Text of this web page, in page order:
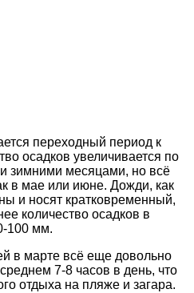
переходный период к
осадков увеличивается по
зимними месяцами, но всё
в мае или июне. Дожди, как
и носят кратковременный,
количество осадков в
100 мм.
в марте всё еще довольно
7-8 часов в день, что
отдыха на пляже и загара.